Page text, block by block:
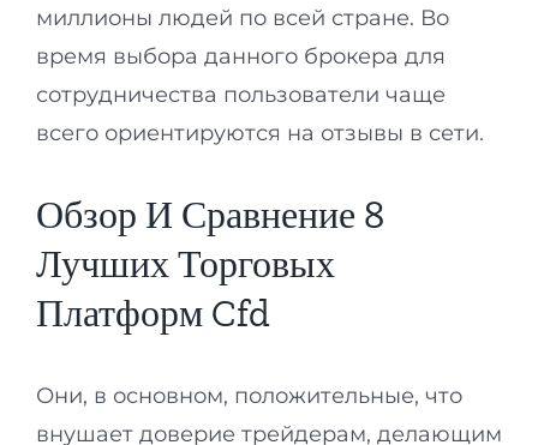
миллионы людей по всей стране. Во
время выбора данного брокера для
сотрудничества пользователи чаще
всего ориентируются на отзывы в сети.
Обзор И Сравнение 8
Лучших Торговых
Платформ Cfd
Они, в основном, положительные, что
внушает доверие трейдерам, делающим